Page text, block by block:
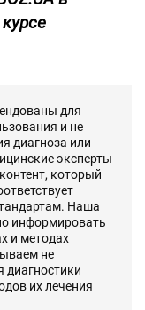
для
и не
диагноза или
эксперты
который
Наша
информировать
и методах
не
диагностики
их лечения